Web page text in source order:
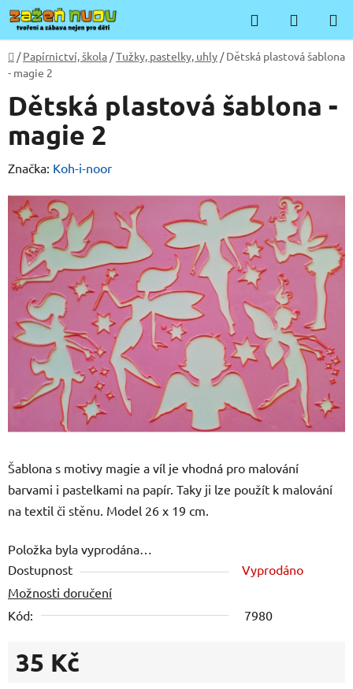
Přejít
na
obsah
Hledat
KOŠÍK
Domů
/ Papírnictví, škola /Tužky, pastelky, uhly / Dětská plastová šablona
- magie 2
Šablona s motivy magie a víl je vhodná pro malování
barvami i pastelkami na papír. Taky ji lze použít k malování
na textil či stěnu. Model 26 x 19 cm.
Položka byla vyprodána…
Dostupnost
Vyprodáno
Možnosti doručení
Kód:
7980
35 Kč
Dětská plastová šablona -
magie 2
Značka: Koh-i-noor